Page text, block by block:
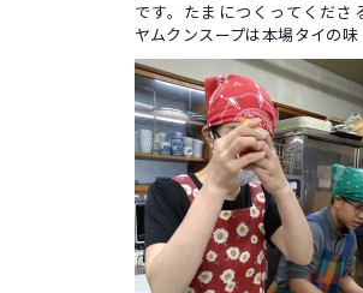
です。たまにつくってくださ
ヤムクンスープは本場タイの味